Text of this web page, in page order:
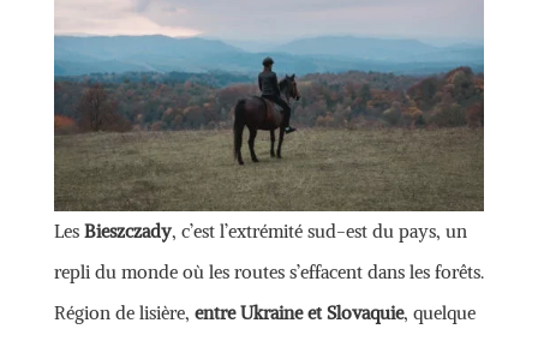
Les Bieszczady, c’est l’extrémité sud-est du pays, un
repli du monde où les routes s’effacent dans les forêts.
Région de lisière, entre Ukraine et Slovaquie, quelque